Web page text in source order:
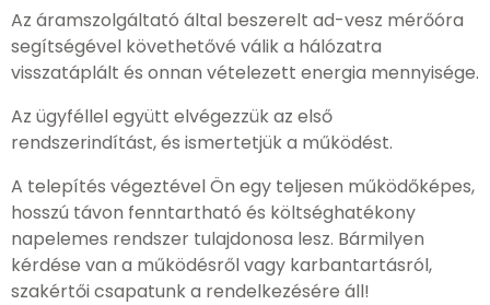
Az áramszolgáltató által beszerelt ad-vesz mérőóra
segítségével követhetővé válik a hálózatra
visszatáplált és onnan vételezett energia mennyisége.
Az ügyféllel együtt elvégezzük az első
rendszerindítást, és ismertetjük a működést.
A telepítés végeztével Ön egy teljesen működőképes,
hosszú távon fenntartható és költséghatékony
napelemes rendszer tulajdonosa lesz. Bármilyen
kérdése van a működésről vagy karbantartásról,
szakértői csapatunk a rendelkezésére áll!